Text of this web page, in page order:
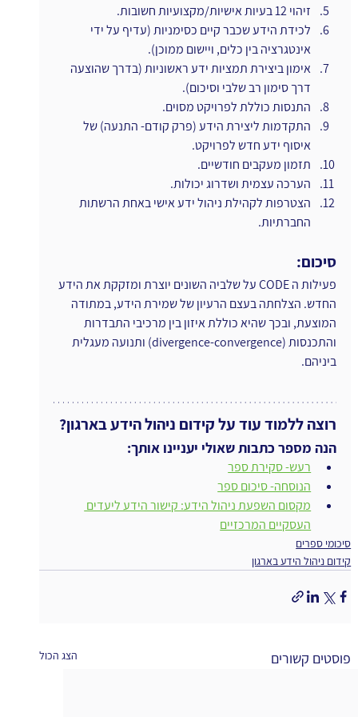
זיהוי 12 בעיות אישיות/מקצועיות חשובות.
לכידת הידע שכבר קיים כסימניות (עדיף על ידי
אינטגרציה בין כלים, ויישום ממוכן).
אימון ביצירת תמציות ידע ראשוניות (בדרך שהוצעה
דרך סימון רב שלבי וסיכום).
התנסות כוללת לפרויקט מסוים.
התקדמות ליצירת הידע (פרק קודם- התנעה) של
איסוף ידע חדש לפרויקט.
תזמון מעקבים חודשיים.
הערכה עצמית ושדרוג יכולות.
הצטרפות לקהילת ניהול ידע אישי באחת הרשתות
החברתיות.
סיכום:
פעילות ה CODE על שלביה השונים יוצרת ומזקקת את הידע
החדש. הצלחתה בעצם הרעיון של שמירת הידע, במתודה
המוצעת, ובכך שהיא כוללת איזון בין מרכיבי התבדרות
והתכנסות (divergence-convergence) ותנועה מעגלית
ביניהם.
רוצה ללמוד עוד על קידום ניהול הידע בארגון?
הנה מספר כתבות שאולי יעניינו אותך:
רעש- סקירת ספר
הנוסחה- סיכום ספר
מקסום השפעת ניהול הידע: קישור הידע ליעדים
העסקיים המרכזיים
סיכומי ספרים
קידום ניהול הידע בארגון
פוסטים קשורים הצג הכול